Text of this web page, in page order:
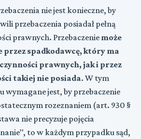
nie jest konieczne, by
przebaczenia posiadał pełną
prawnych. Przebaczenie może
przez spadkodawcę, który ma
czynności prawnych, jak i przez
takiej nie posiada. W tym
jest, by przebaczenie
rozeznaniem (art. 930 §
nie precyzuje pojęcia
to w każdym przypadku sąd,